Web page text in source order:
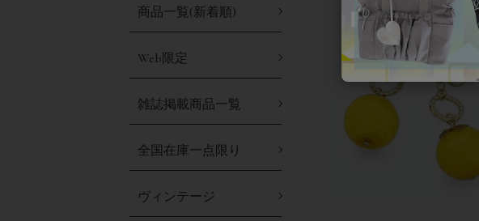
商品一覧(新着順)
Web限定
雑誌掲載商品一覧
全国在庫一点限り
ヴィンテージ